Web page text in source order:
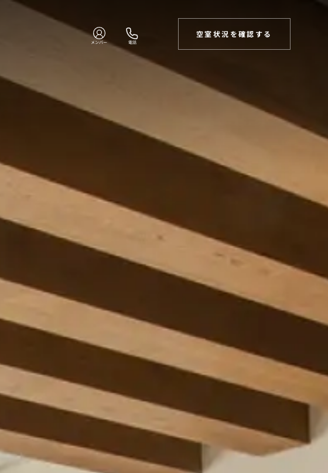
メンバー 電話
空室状況を確認する